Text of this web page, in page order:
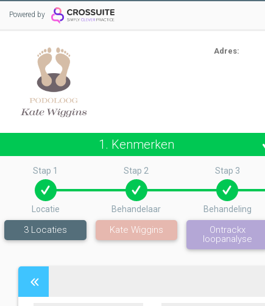
Powered by
Adres:
1. Kenmerken
Stap 1
Locatie
3 Locaties
Stap 2
Behandelaar
Kate Wiggins
Stap 3
Behandeling
Ontrackx
loopanalyse